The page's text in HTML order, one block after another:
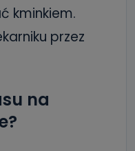
kminkiem.
przez
na